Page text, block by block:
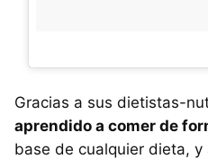
Gracias a sus dietistas-
aprendido a comer de
base de cualquier dieta,